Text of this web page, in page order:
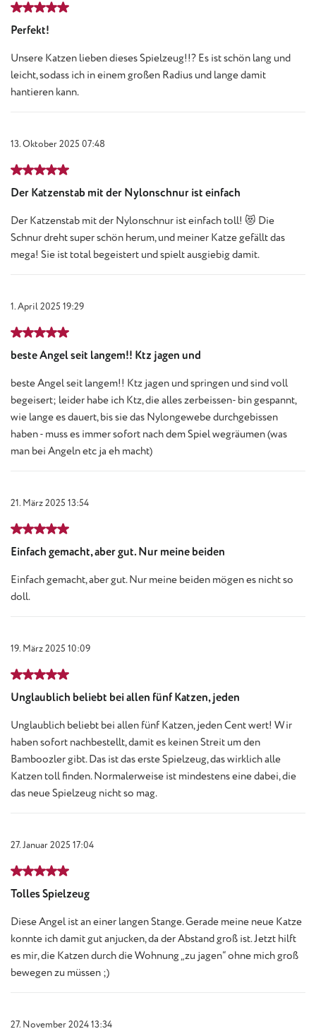
Bewertung mit 5 von 5 Sternen
Perfekt!
Unsere Katzen lieben dieses Spielzeug!!? Es ist schön lang und
leicht, sodass ich in einem großen Radius und lange damit
hantieren kann.
13. Oktober 2025 07:48
Bewertung mit 5 von 5 Sternen
Der Katzenstab mit der Nylonschnur ist einfach
Der Katzenstab mit der Nylonschnur ist einfach toll! 😻 Die
Schnur dreht super schön herum, und meiner Katze gefällt das
mega! Sie ist total begeistert und spielt ausgiebig damit.
1. April 2025 19:29
Bewertung mit 5 von 5 Sternen
beste Angel seit langem!! Ktz jagen und
beste Angel seit langem!! Ktz jagen und springen und sind voll
begeisert; leider habe ich Ktz, die alles zerbeissen- bin gespannt,
wie lange es dauert, bis sie das Nylongewebe durchgebissen
haben - muss es immer sofort nach dem Spiel wegräumen (was
man bei Angeln etc ja eh macht)
21. März 2025 13:54
Bewertung mit 5 von 5 Sternen
Einfach gemacht, aber gut. Nur meine beiden
Einfach gemacht, aber gut. Nur meine beiden mögen es nicht so
doll.
19. März 2025 10:09
Bewertung mit 5 von 5 Sternen
Unglaublich beliebt bei allen fünf Katzen, jeden
Unglaublich beliebt bei allen fünf Katzen, jeden Cent wert! Wir
haben sofort nachbestellt, damit es keinen Streit um den
Bamboozler gibt. Das ist das erste Spielzeug, das wirklich alle
Katzen toll finden. Normalerweise ist mindestens eine dabei, die
das neue Spielzeug nicht so mag.
27. Januar 2025 17:04
Bewertung mit 5 von 5 Sternen
Tolles Spielzeug
Diese Angel ist an einer langen Stange. Gerade meine neue Katze
konnte ich damit gut anjucken, da der Abstand groß ist. Jetzt hilft
es mir, die Katzen durch die Wohnung „zu jagen“ ohne mich groß
bewegen zu müssen ;)
27. November 2024 13:34